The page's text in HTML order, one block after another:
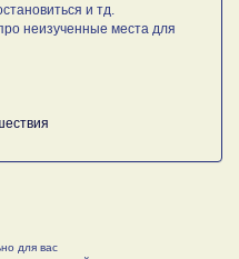
и тд.
неизученные места для
для вас